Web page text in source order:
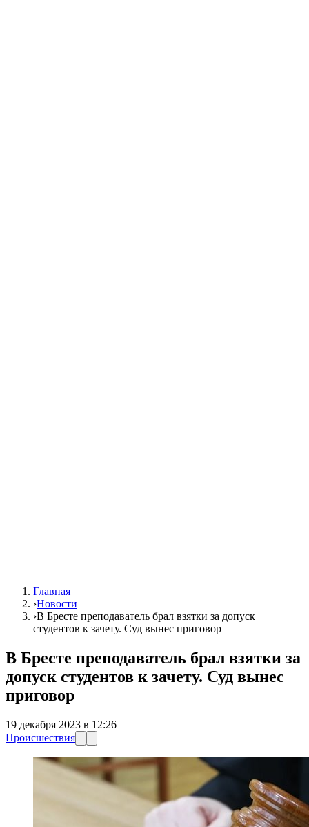
Главная
›Новости
›В Бресте преподаватель брал взятки за допуск
студентов к зачету. Суд вынес приговор
В Бресте преподаватель брал взятки за
допуск студентов к зачету. Суд вынес
приговор
19 декабря 2023 в 12:26
Происшествия